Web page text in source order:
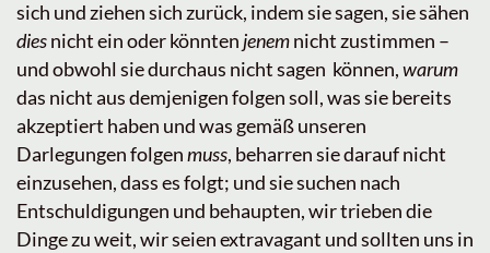
sich und ziehen sich zurück, indem sie sagen, sie sähen
diesnicht ein oder könnten jenemnicht zustimmen –
und obwohl sie durchaus nicht sagen können,warum
das nicht aus demjenigen folgen soll, was sie bereits
akzeptiert haben und was gemäß unseren
Darlegungen folgenmuss, beharren sie darauf nicht
einzusehen, dass es folgt; und sie suchen nach
Entschuldigungen und behaupten, wir trieben die
Dinge zu weit, wir seien extravagant und sollten uns in